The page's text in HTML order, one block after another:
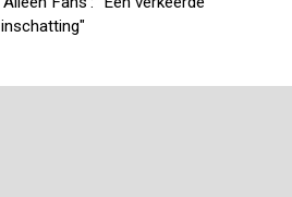
inschatting"